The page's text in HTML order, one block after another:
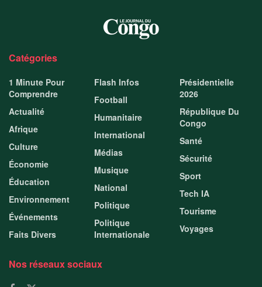
Catégories
1 Minute Pour
Comprendre
Actualité
Afrique
Culture
Économie
Éducation
Environnement
Événements
Faits Divers
Flash Infos
Football
Humanitaire
International
Médias
Musique
National
Politique
Politique
Internationale
Présidentielle
2026
République Du
Congo
Santé
Sécurité
Sport
Tech IA
Tourisme
Voyages
Nos réseaux sociaux